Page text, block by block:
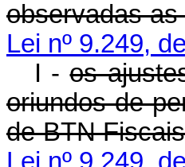
observadas
Lei nº 9.249,
I -os
oriundos de
de BTN